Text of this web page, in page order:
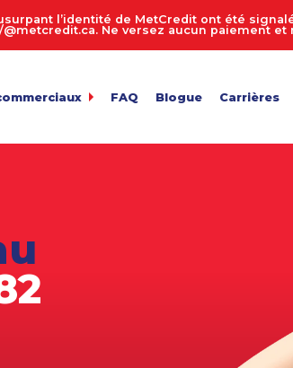
l’identité de MetCredit ont été
Ne versez aucun paiement
de fichiers
en vrac
facture
de confidentialité
FAQ Blogue Carrières